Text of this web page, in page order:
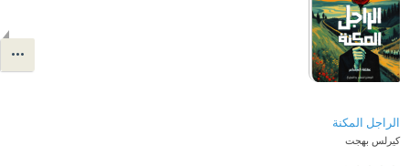
الراجل المكنة
كيرلس بهجت